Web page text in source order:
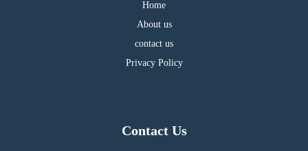
Home
About us
contact us
Privacy Policy
Contact Us